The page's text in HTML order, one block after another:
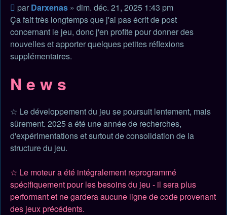
Message
non
lu
par Darxenas » dim. déc. 21, 2025 1:43 pm
Ça fait très longtemps que j'ai pas écrit de post
concernant le jeu, donc j'en profite pour donner des
nouvelles et apporter quelques petites réflexions
supplémentaires.
N e w s
☆ Le développement du jeu se poursuit lentement, mais
sûrement. 2025 a été une année de recherches,
d'expérimentations et surtout de consolidation de la
structure du jeu.
☆ Le moteur a été intégralement reprogrammé
spécifiquement pour les besoins du jeu - il sera plus
performant et ne gardera aucune ligne de code provenant
des jeux précédents.